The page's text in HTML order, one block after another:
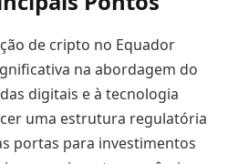
de cripto no Equador
na abordagem do
digitais e à tecnologia
uma estrutura regulatória
portas para investimentos